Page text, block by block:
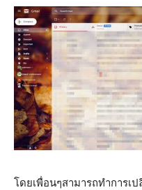
โดยเพื่อนๆสามารถทำการเ